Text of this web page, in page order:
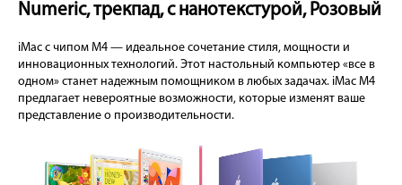
Numeric, трекпад, с нанотекстурой, Розовый
iMac с чипом M4 — идеальное сочетание стиля, мощности и
инновационных технологий. Этот настольный компьютер «все в
одном» станет надежным помощником в любых задачах. iMac M4
предлагает невероятные возможности, которые изменят ваше
представление о производительности.